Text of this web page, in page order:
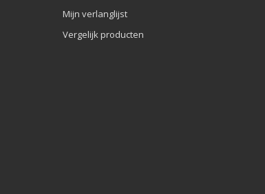
Mijn verlanglijst
Vergelijk producten